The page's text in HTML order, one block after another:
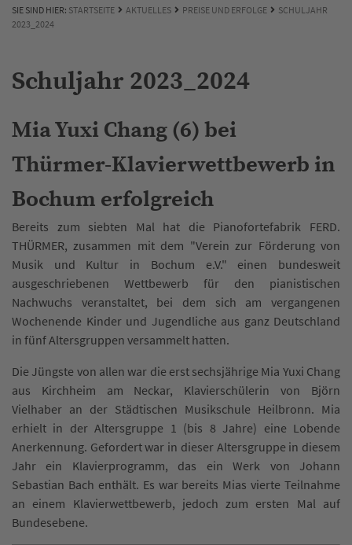
SIE SIND HIER: STARTSEITE AKTUELLES PREISE UND ERFOLGE
SCHULJAHR
2023_2024
Schuljahr 2023_2024
Mia Yuxi Chang (6) bei
Thürmer-Klavierwettbewerb in
Bochum erfolgreich
Bereits zum siebten Mal hat die Pianofortefabrik FERD.
THÜRMER, zusammen mit dem "Verein zur Förderung von
Musik und Kultur in Bochum e.V." einen bundesweit
ausgeschriebenen Wettbewerb für den pianistischen
Nachwuchs veranstaltet, bei dem sich am vergangenen
Wochenende Kinder und Jugendliche aus ganz Deutschland
in fünf Altersgruppen versammelt hatten.
Die Jüngste von allen war die erst sechsjährige Mia Yuxi Chang
aus Kirchheim am Neckar, Klavierschülerin von Björn
Vielhaber an der Städtischen Musikschule Heilbronn. Mia
erhielt in der Altersgruppe 1 (bis 8 Jahre) eine Lobende
Anerkennung. Gefordert war in dieser Altersgruppe in diesem
Jahr ein Klavierprogramm, das ein Werk von Johann
Sebastian Bach enthält. Es war bereits Mias vierte Teilnahme
an einem Klavierwettbewerb, jedoch zum ersten Mal auf
Bundesebene.